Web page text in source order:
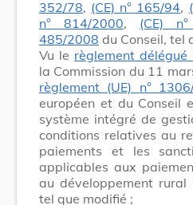
352/78, (CE) n° 165/94,
n° 814/2000, (CE)
485/2008 du Conseil, tel
Vu le règlement délégué
la Commission du 11
règlement (UE) n°
européen et du Conseil
système intégré de
conditions relatives au
paiements et les
applicables aux
au développement
tel que modifié ;